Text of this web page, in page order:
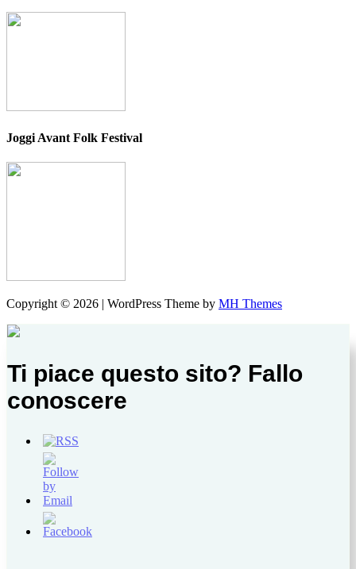
Joggi Avant Folk Festival
Copyright © 2026 | WordPress Theme by MH Themes
Ti piace questo sito? Fallo
conoscere